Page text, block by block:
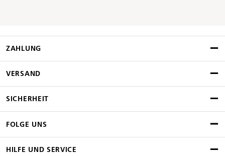
ZAHLUNG
VERSAND
SICHERHEIT
FOLGE UNS
HILFE UND SERVICE